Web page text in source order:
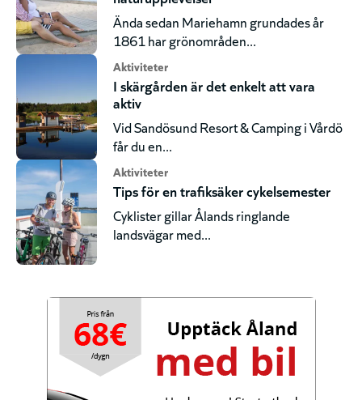
Ända sedan Mariehamn grundades år
1861 har grönområden...
Aktiviteter
I skärgården är det enkelt att vara
aktiv
Vid Sandösund Resort & Camping i Vårdö
får du en...
Aktiviteter
Tips för en trafiksäker cykelsemester
Cyklister gillar Ålands ringlande
landsvägar med...